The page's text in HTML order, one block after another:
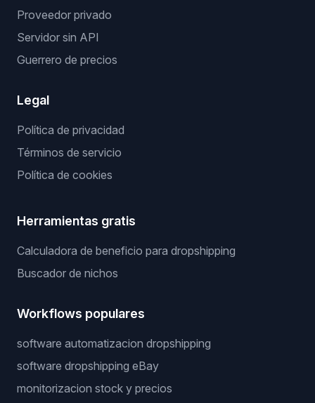
Proveedor privado
Servidor sin API
Guerrero de precios
Legal
Política de privacidad
Términos de servicio
Política de cookies
Herramientas gratis
Calculadora de beneficio para dropshipping
Buscador de nichos
Workflows populares
software automatizacion dropshipping
software dropshipping eBay
monitorizacion stock y precios